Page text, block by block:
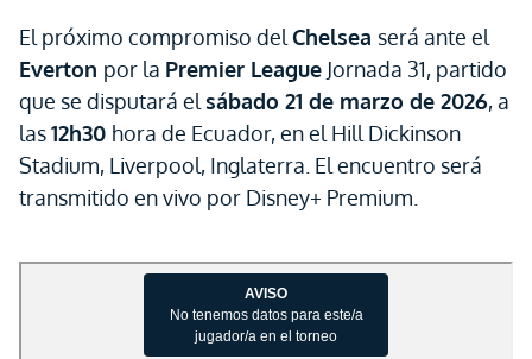
El próximo compromiso del Chelsea será ante el
Everton por la Premier League Jornada 31, partido
que se disputará el sábado 21 de marzo de 2026, a
las12h30 hora de Ecuador, en el Hill Dickinson
Stadium, Liverpool, Inglaterra. El encuentro será
transmitido en vivo por Disney+ Premium.